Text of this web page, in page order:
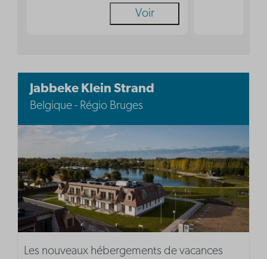
Voir
Jabbeke Klein Strand
Belgique - Régio Bruges
Les nouveaux hébergements de vacances